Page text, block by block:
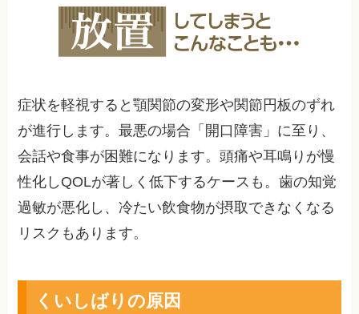
症状を軽視すると顎関節の変形や関節円板のずれ
が進行します。最悪の場合「開口障害」に至り、
会話や食事が困難になります。頭痛や耳鳴りが慢
性化しQOLが著しく低下するケースも。歯の知覚
過敏が悪化し、冷たい飲食物が摂取できなくなる
リスクもあります。
くいしばりの原因